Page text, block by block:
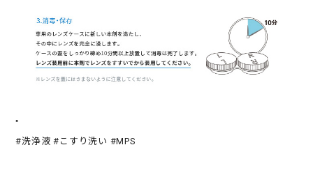
"
#洗浄液 #こすり洗い #MPS